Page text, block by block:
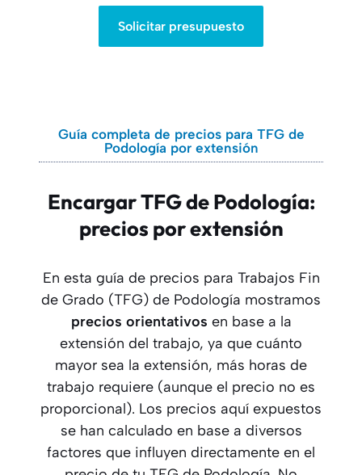
Solicitar presupuesto
Guía completa de precios para TFG de
Podología por extensión
Encargar TFG de Podología:
precios por extensión
En esta guía de precios para Trabajos Fin
de Grado (TFG) de Podología mostramos
precios orientativos en base a la
extensión del trabajo, ya que cuánto
mayor sea la extensión, más horas de
trabajo requiere (aunque el precio no es
proporcional). Los precios aquí expuestos
se han calculado en base a diversos
factores que influyen directamente en el